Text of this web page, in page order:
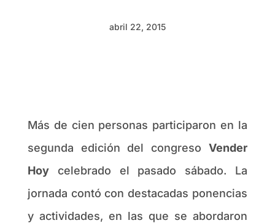
abril 22, 2015
Más de cien personas participaron en la
segunda edición del congresoVender
Hoycelebrado el pasado sábado. La
jornada contó con destacadas ponencias
y actividades, en las que se abordaron